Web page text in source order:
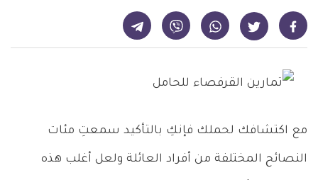
شارك على فيسبوك - ديلي ميديكال انفو شارك على تويتر - ديلي ميديكال انفو شارك على واتساب - ديلي ميديكال انفو شارك على فايبر - ديلي ميديكال انفو شارك على تيليجرام - ديلي ميديكال انفو
مع اكتشافك لحملك فإنكِ بالتأكيد سمعتِ مئات
النصائح المختلفة من أفراد العائلة ولعل أغلب هذه